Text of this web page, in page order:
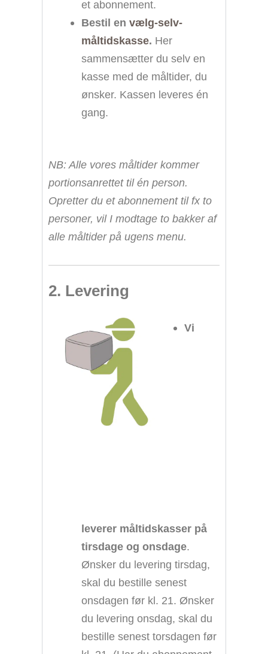
et abonnement.
Bestil en vælg-selv-
måltidskasse. Her
sammensætter du selv en
kasse med de måltider, du
ønsker. Kassen leveres én
gang.
NB: Alle vores måltider kommer
portionsanrettet til én person.
Opretter du et abonnement til fx to
personer, vil I modtage to bakker af
alle måltider på ugens menu.
2. Levering
Vi
leverer måltidskasser på
tirsdage og onsdage.
Ønsker du levering tirsdag,
skal du bestille senest
onsdagen før kl. 21. Ønsker
du levering onsdag, skal du
bestille senest torsdagen før